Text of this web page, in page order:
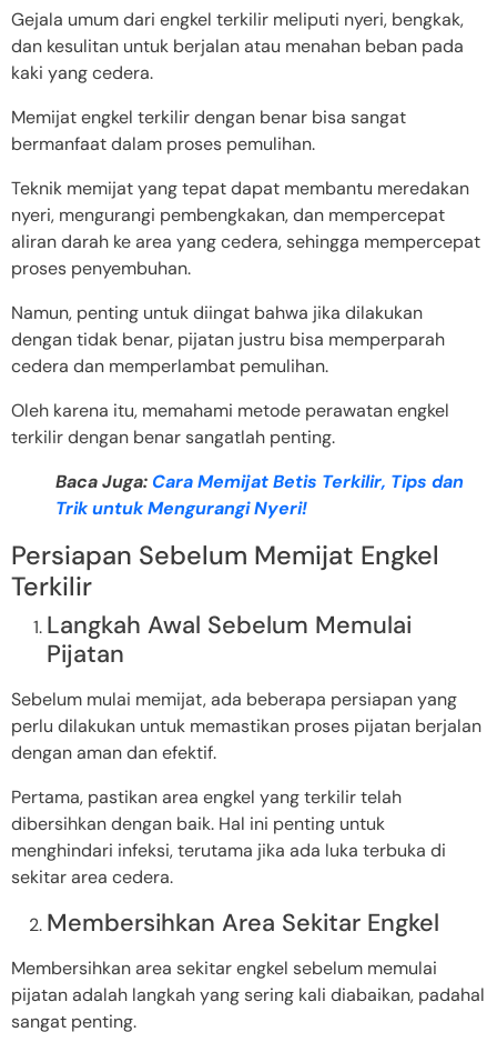
Gejala umum dari engkel terkilir meliputi nyeri, bengkak,
dan kesulitan untuk berjalan atau menahan beban pada
kaki yang cedera.
Memijat engkel terkilir dengan benar bisa sangat
bermanfaat dalam proses pemulihan.
Teknik memijat yang tepat dapat membantu meredakan
nyeri, mengurangi pembengkakan, dan mempercepat
aliran darah ke area yang cedera, sehingga mempercepat
proses penyembuhan.
Namun, penting untuk diingat bahwa jika dilakukan
dengan tidak benar, pijatan justru bisa memperparah
cedera dan memperlambat pemulihan.
Oleh karena itu, memahami metode perawatan engkel
terkilir dengan benar sangatlah penting.
Baca Juga: Cara Memijat Betis Terkilir, Tips dan
Trik untuk Mengurangi Nyeri!
Persiapan Sebelum Memijat Engkel
Terkilir
Langkah Awal Sebelum Memulai
Pijatan
Sebelum mulai memijat, ada beberapa persiapan yang
perlu dilakukan untuk memastikan proses pijatan berjalan
dengan aman dan efektif.
Pertama, pastikan area engkel yang terkilir telah
dibersihkan dengan baik. Hal ini penting untuk
menghindari infeksi, terutama jika ada luka terbuka di
sekitar area cedera.
Membersihkan Area Sekitar Engkel
Membersihkan area sekitar engkel sebelum memulai
pijatan adalah langkah yang sering kali diabaikan, padahal
sangat penting.